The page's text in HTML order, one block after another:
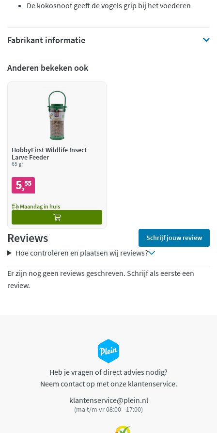
De kokosnoot geeft de vogels grip bij het voederen
Fabrikant informatie
Anderen bekeken ook
HobbyFirst Wildlife Insect
Larve Feeder
65 gr
5,55
Maandag in huis
Reviews Schrijf jouw review
Hoe controleren en plaatsen wij reviews?
Er zijn nog geen reviews geschreven. Schrijf als eerste een
review.
Heb je vragen of direct advies nodig?
Neem contact op met onze klantenservice.
klantenservice@plein.nl
(ma t/m vr 08:00 - 17:00)